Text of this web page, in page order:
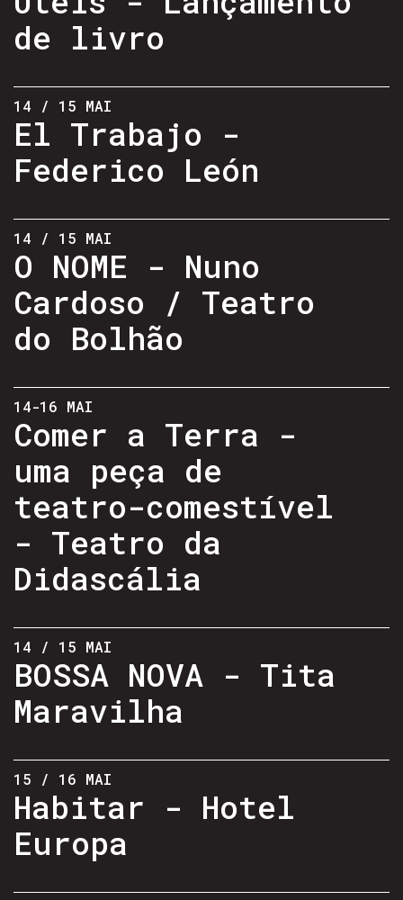
de livro
14 / 15 MAI
El Trabajo -
Federico León
14 / 15 MAI
O NOME - Nuno
Cardoso / Teatro
do Bolhão
14-16 MAI
Comer a Terra -
uma peça de
teatro-comestível
- Teatro da
Didascália
14 / 15 MAI
BOSSA NOVA - Tita
Maravilha
15 / 16 MAI
Habitar - Hotel
Europa